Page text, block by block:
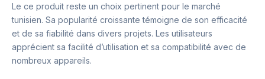
Le ce produit reste un choix pertinent pour le marché
tunisien. Sa popularité croissante témoigne de son efficacité
et de sa fiabilité dans divers projets. Les utilisateurs
apprécient sa facilité d’utilisation et sa compatibilité avec de
nombreux appareils.